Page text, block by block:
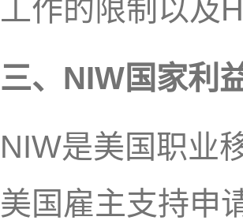
工作的限制以及
三、NIW国家利
NIW是美国职业
美国雇主支持申